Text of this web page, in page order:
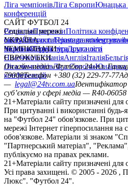
Ліга чемпіонівЛіга ЄвропиЮнацька
конференцій
САЙТ ФУТБОЛ 24
РедакціяПрогнозиПолітика
сайтуКонтактиПравила
політикаСтруктура власності
Соціальні мережі
facebookxyoutubeinstagramtelegram
УКРАЇНА
УкраїнаПерша лігаДруга ліга
ЧЕМПІОНАТИ
НімеччинаІспаніяАнгліяІталія
ЄВРОКУБКИ
Ліга чемпіонівЛіга ЄвропиЮнацька
конференцій
Онлайн-медіа «Футбол 24»пл.
79008Телефон +380 (32) 229-77-77
— legal@24tv.com.uaІдентифікатор
суб’єктів у сфері медіа — R40-06058
21+Матеріали сайту призначені для
При цитуванні і використанні будь-
на "Футбол 24" обов'язкове. При
мережі Інтернет гіперпосилання на
обов'язкове. Матеріали зі знаком
"Партнерський матеріал",
публікуємо на правах реклами.
21+Матеріали сайту призначені для
Усi права захищенi. © 2005 - 2026 ,
Люкс". "Футбол 24".